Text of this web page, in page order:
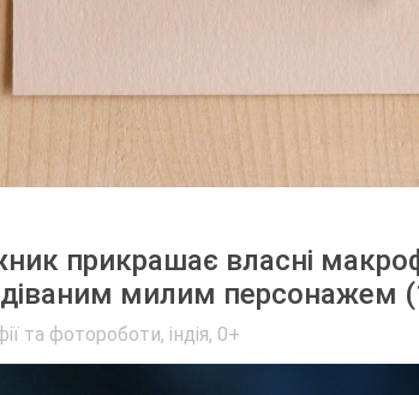
прикрашає власні
милим персонажем
та фотороботи, індія, 0+